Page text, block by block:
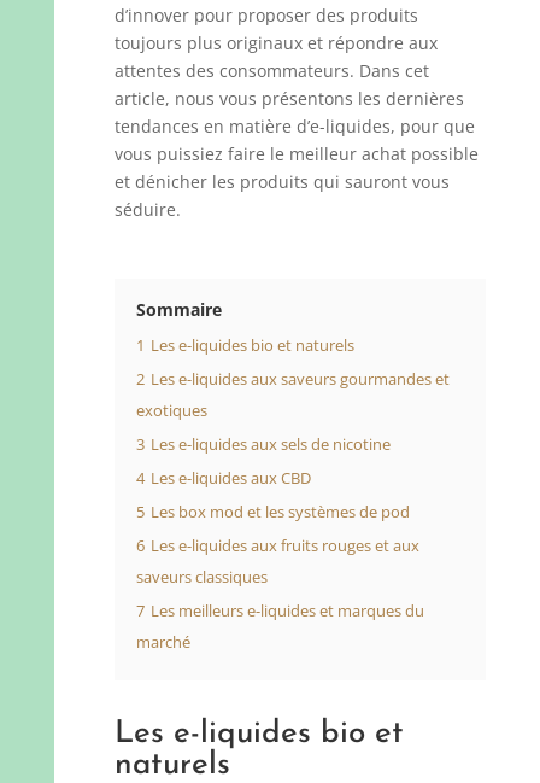
d’innover pour proposer des produits
toujours plus originaux et répondre aux
attentes des consommateurs. Dans cet
article, nous vous présentons les dernières
tendances en matière d’e-liquides, pour que
vous puissiez faire le meilleur achat possible
et dénicher les produits qui sauront vous
séduire.
Sommaire
1 Les e-liquides bio et naturels
2 Les e-liquides aux saveurs gourmandes et
exotiques
3 Les e-liquides aux sels de nicotine
4 Les e-liquides aux CBD
5 Les box mod et les systèmes de pod
6 Les e-liquides aux fruits rouges et aux
saveurs classiques
7 Les meilleurs e-liquides et marques du
marché
Les e-liquides bio et
naturels